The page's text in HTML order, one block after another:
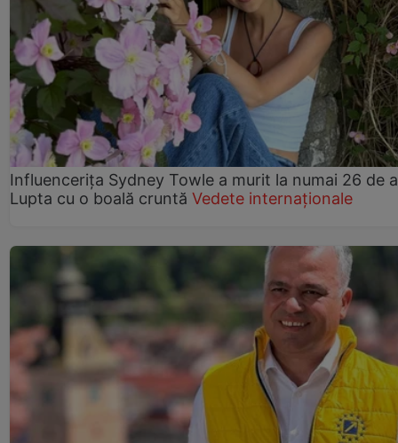
Influencerița Sydney Towle a murit la numai 26 de
Lupta cu o boală cruntă Vedete internaționale